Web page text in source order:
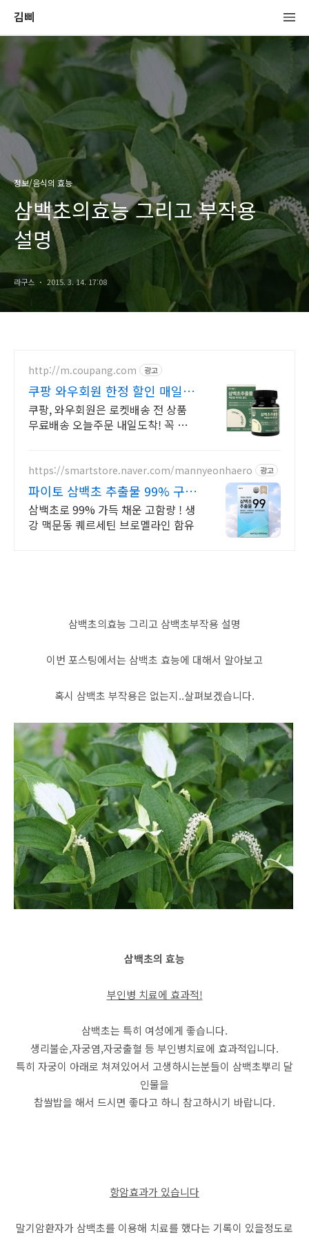
김삐
정보/음식의 효능
삼백초의효능 그리고 부작용
설명
라구스 2015. 3. 14. 17:08
http://m.coupang.com 광고
쿠팡 와우회원 한정 할인 매일
오픈되는 와우회원 특가
쿠팡, 와우회원은 로켓배송 전 상품
무료배송 오늘주문 내일도착! 꼭 필요
https://smartstore.naver.com/mannyeonhaero 광고
파이토 삼백초 추출물 99% 구매
대란! 소량 재입고
삼백초로 99% 가득 채운 고함량 ! 생
강 맥문동 퀘르세틴 브로멜라인 함유
삼백초의효능 그리고 삼백초부작용 설명
이번 포스팅에서는 삼백초 효능에 대해서 알아보고
혹시 삼백초 부작용은 없는지..살펴보겠습니다.
삼백초의 효능
부인병 치료에 효과적!
삼백초는 특히 여성에게 좋습니다.
생리불순,자궁염,자궁출혈 등 부인병치료에 효과적입니다.
특히 자궁이 아래로 쳐져있어서 고생하시는분들이 삼백초뿌리 달
인물을
찹쌀밥을 해서 드시면 좋다고 하니 참고하시기 바랍니다.
항암효과가 있습니다
말기암환자가 삼백초를 이용해 치료를 했다는 기록이 있을정도로